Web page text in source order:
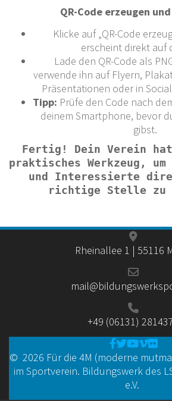
QR-Code erzeugen
Klicke auf „QR-Code
erscheint direkt auf
Lade den QR-Code als
verwende ihn auf Flyern,
Präsentationen oder in
Tipp: Prüfe den Code nach
deinem Smartphone, bevor
gibst.
Fertig! Dein Verein
praktisches Werkzeug, um
und Interessierte
richtige Stelle zu
Rheinallee 1 | 55116
+49 (06131)
© 2026 Für die 4M (moderne
im Sportverein. Bildungswerk des
e.V.